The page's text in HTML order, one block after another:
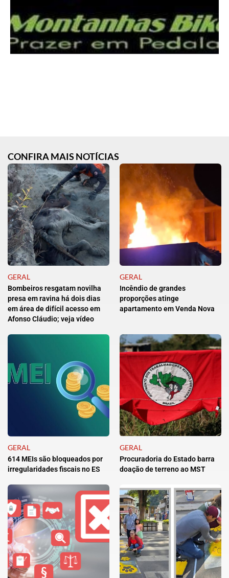
CONFIRA MAIS NOTÍCIAS
GERAL
Bombeiros resgatam novilha
presa em ravina há dois dias
em área de difícil acesso em
Afonso Cláudio; veja vídeo
GERAL
Incêndio de grandes
proporções atinge
apartamento em Venda Nova
GERAL
614 MEIs são bloqueados por
irregularidades fiscais no ES
GERAL
Procuradoria do Estado barra
doação de terreno ao MST